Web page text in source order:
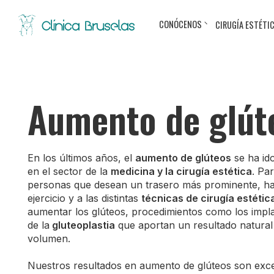
CONÓCENOS CIRUGÍA
Aumento de
En los últimos años, el aumento de glúteos se ha
en el sector de la medicina y la cirugía estética.
personas que desean un trasero más prominente,
ejercicio y a las distintas técnicas de cirugía
aumentar los glúteos, procedimientos como los
de la gluteoplastia que aportan un resultado
volumen.
Nuestros resultados en aumento de glúteos son